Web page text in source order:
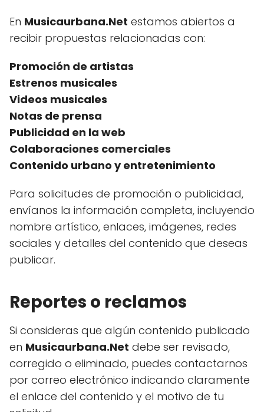
En Musicaurbana.Net estamos abiertos a
recibir propuestas relacionadas con:
Promoción de artistas
Estrenos musicales
Videos musicales
Notas de prensa
Publicidad en la web
Colaboraciones comerciales
Contenido urbano y entretenimiento
Para solicitudes de promoción o publicidad,
envíanos la información completa, incluyendo
nombre artístico, enlaces, imágenes, redes
sociales y detalles del contenido que deseas
publicar.
Reportes o reclamos
Si consideras que algún contenido publicado
en Musicaurbana.Net debe ser revisado,
corregido o eliminado, puedes contactarnos
por correo electrónico indicando claramente
el enlace del contenido y el motivo de tu